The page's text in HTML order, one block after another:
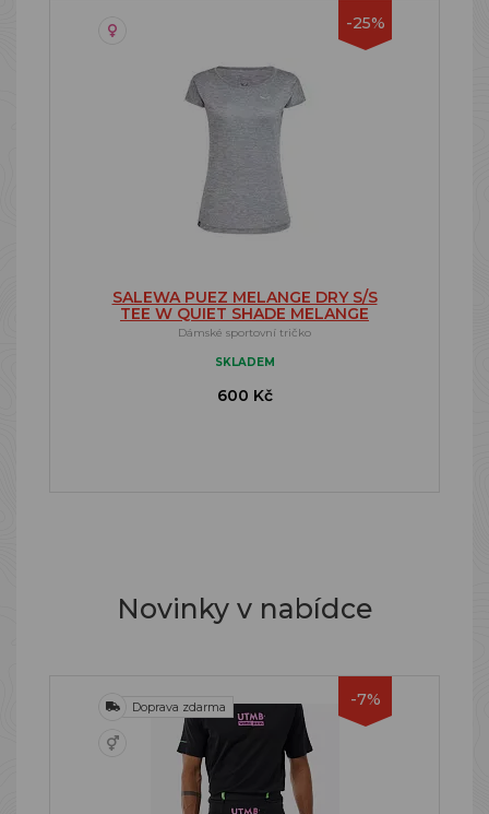
-25%
SALEWA PUEZ MELANGE DRY S/S
TEE W QUIET SHADE MELANGE
Dámské sportovní tričko
SKLADEM
600 Kč
Novinky v nabídce
-7%
Doprava zdarma